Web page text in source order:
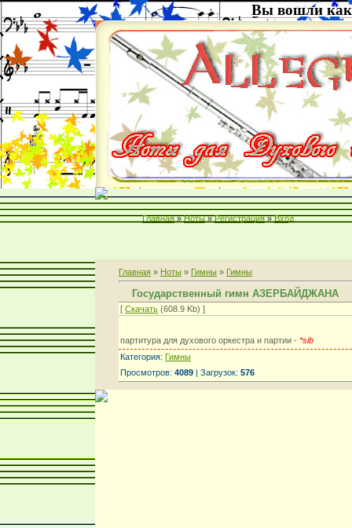
Вы вошли как
Главная » Ноты » Регистрация » Вход
Главная » Ноты » Гимны » Гимны
Государственный гимн АЗЕРБАЙДЖАНА
[ Скачать (608.9 Kb) ]
партитура для духового оркестра и партии - *sib
Категория: Гимны
Просмотров: 4089 | Загрузок: 576